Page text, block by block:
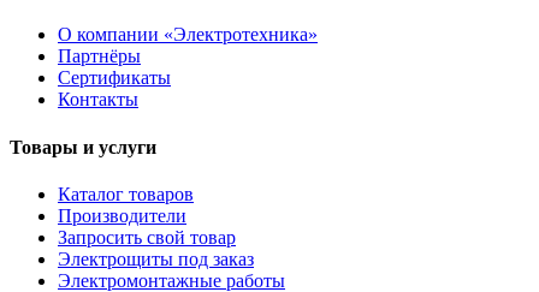
О компании «Электротехника»
Партнёры
Сертификаты
Контакты
Товары и услуги
Каталог товаров
Производители
Запросить свой товар
Электрощиты под заказ
Электромонтажные работы